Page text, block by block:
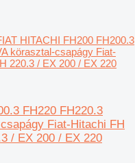
HITACHI FH200 FH200.3
körasztal-csapágy Fiat-
220.3 / EX 200 / EX 220
FH220 FH220.3
Fiat-Hitachi FH
/ EX 200 / EX 220